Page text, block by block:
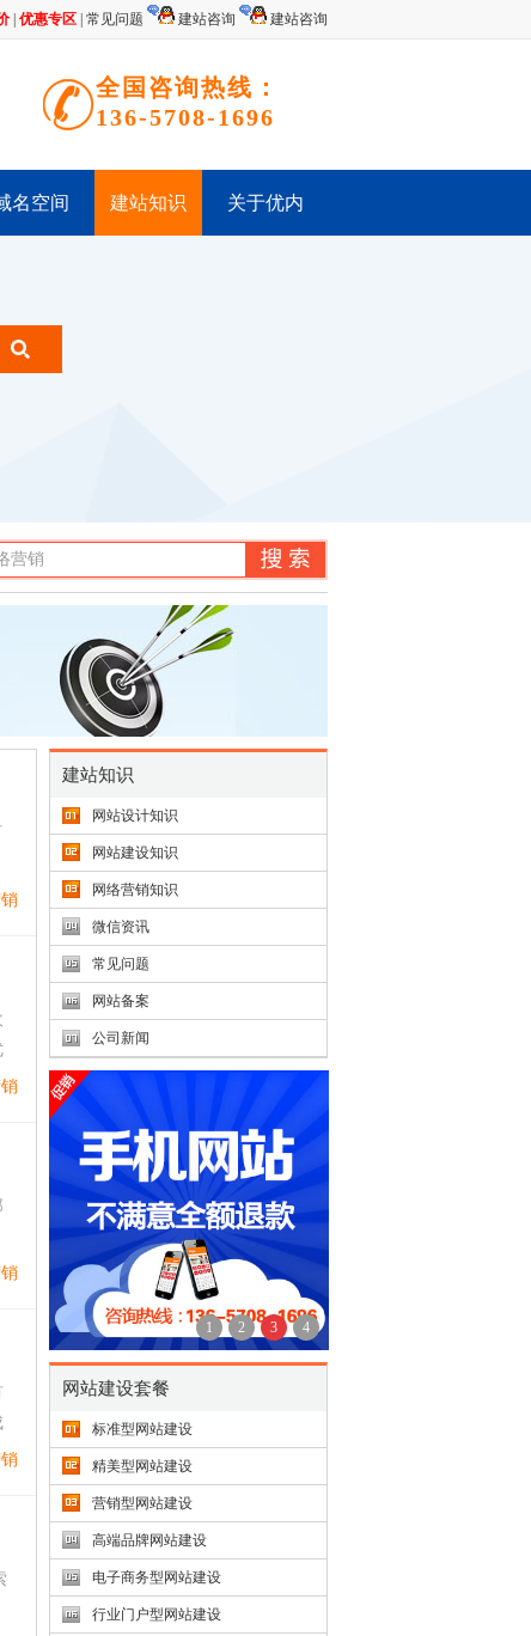
| 优惠专区| 常见问题 建站咨询 建站咨询
全国咨询热线：
136-5708-1696
名空间 建站知识 关于优内
建站知识
网站设计知识
网站建设知识
网络营销知识
微信资讯
常见问题
网站备案
公司新闻
1 2 3 4
网站建设套餐
标准型网站建设
精美型网站建设
营销型网站建设
高端品牌网站建设
电子商务型网站建设
行业门户型网站建设